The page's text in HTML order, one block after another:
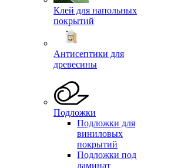
Клей для напольных
покрытий
Антисептики для
древесины
Подложки
Подложки для
виниловых
покрытий
Подложки под
ламинат